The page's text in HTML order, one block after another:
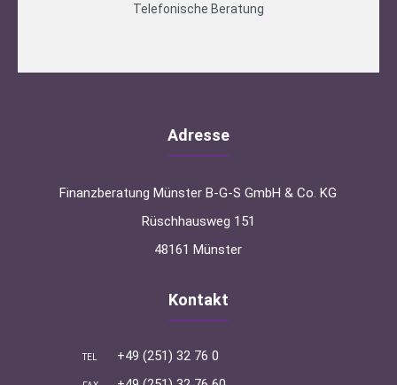
Telefonische Beratung
Adresse
Finanzberatung Münster B-G-S GmbH & Co. KG
Rüschhausweg 151
48161 Münster
Kontakt
TEL +49 (251) 32 76 0